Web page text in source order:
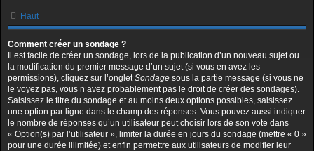
Haut
Comment créer un sondage ?
Il est facile de créer un sondage, lors de la publication d’un nouveau sujet ou
la modification du premier message d’un sujet (si vous en avez les
permissions), cliquez sur l’ongletSondage sous la partie message (si vous ne
le voyez pas, vous n’avez probablement pas le droit de créer des sondages).
Saisissez le titre du sondage et au moins deux options possibles, saisissez
une option par ligne dans le champ des réponses. Vous pouvez aussi indiquer
le nombre de réponses qu’un utilisateur peut choisir lors de son vote dans
« Option(s) par l’utilisateur », limiter la durée en jours du sondage (mettre « 0 »
pour une durée illimitée) et enfin permettre aux utilisateurs de modifier leur